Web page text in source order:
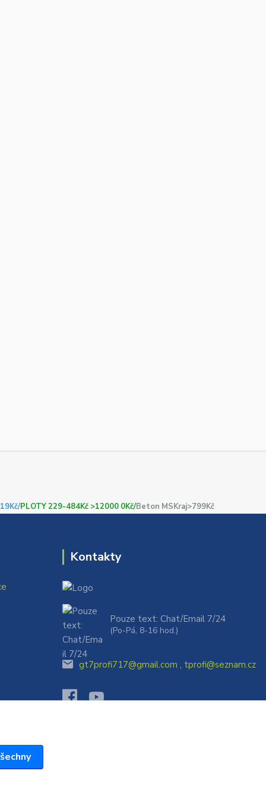
PLOTY 229-484Kč >12000 0Kč/Beton MSKraj>799Kč
Kontakty
Pouze text: Chat/Email 7/24
(Po-Pá, 8-16 hod.)
gt7profi717@gmail.com , tprofi@seznam.cz